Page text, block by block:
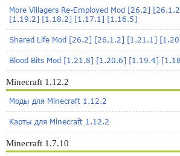
More Villagers Re-Employed Mod [26.2]
[1.19.2] [1.18.2] [1.17.1] [1.16.5]
Shared Life Mod [26.2] [26.1.2] [1.21.1]
Blood Bits Mod [1.21.8] [1.20.6] [1.19.4]
Minecraft 1.12.2
Моды для Minecraft 1.12.2
Карты для Minecraft 1.12.2
Minecraft 1.7.10